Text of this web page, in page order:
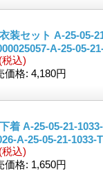
装セット A-25-05-
A-25-05-
(税込)
価格: 4,180円
着 A-25-05-21-
A-25-05-21-1033-
(税込)
価格: 1,650円